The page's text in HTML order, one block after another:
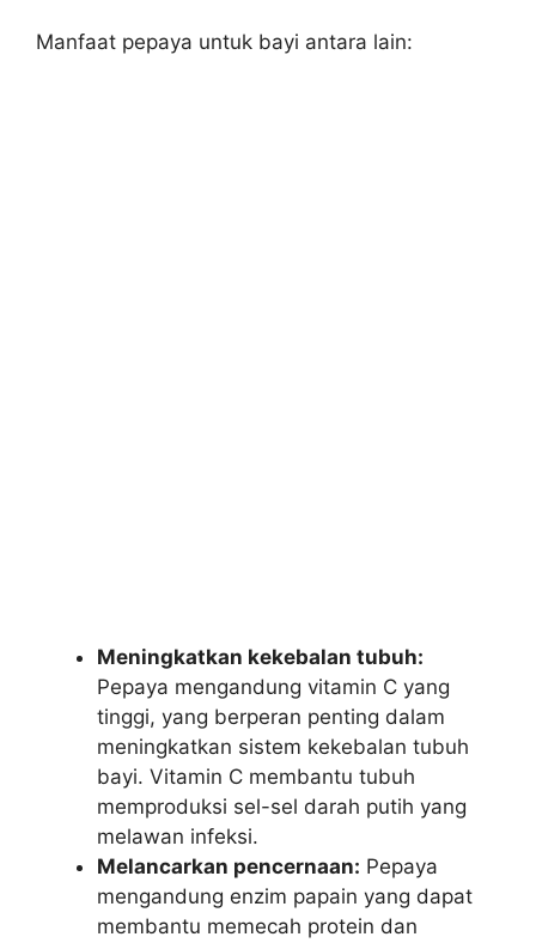
Manfaat pepaya untuk bayi antara lain:
Meningkatkan kekebalan tubuh:
Pepaya mengandung vitamin C yang
tinggi, yang berperan penting dalam
meningkatkan sistem kekebalan tubuh
bayi. Vitamin C membantu tubuh
memproduksi sel-sel darah putih yang
melawan infeksi.
Melancarkan pencernaan: Pepaya
mengandung enzim papain yang dapat
membantu memecah protein dan